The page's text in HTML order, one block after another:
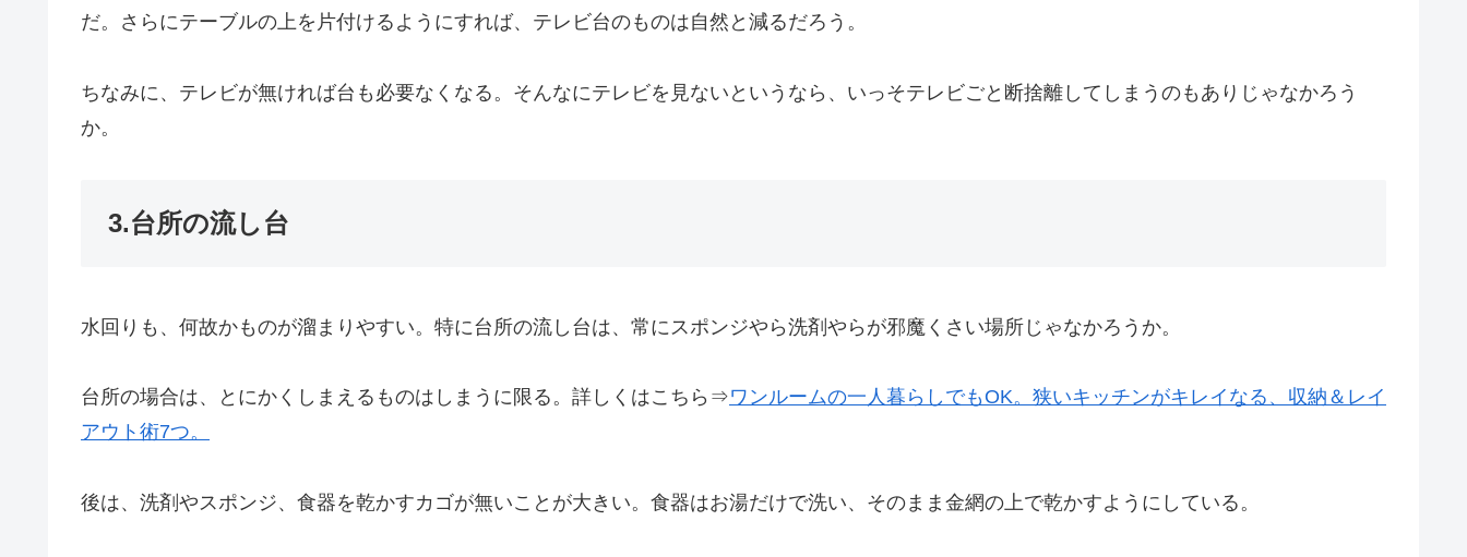
だ。さらにテーブルの上を片付けるようにすれば、テレビ台のものは自然と減るだろう。
ちなみに、テレビが無ければ台も必要なくなる。そんなにテレビを見ないというなら、いっそテレビごと断捨離してしまうのもありじゃなかろう
か。
3.台所の流し台
水回りも、何故かものが溜まりやすい。特に台所の流し台は、常にスポンジやら洗剤やらが邪魔くさい場所じゃなかろうか。
台所の場合は、とにかくしまえるものはしまうに限る。詳しくはこちら⇒ワンルームの一人暮らしでもOK。狭いキッチンがキレイなる、収納＆レイ
アウト術7つ。
後は、洗剤やスポンジ、食器を乾かすカゴが無いことが大きい。食器はお湯だけで洗い、そのまま金網の上で乾かすようにしている。